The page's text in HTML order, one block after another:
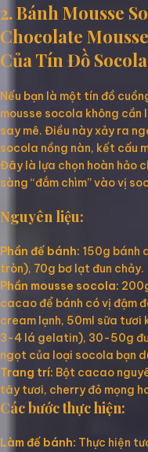
2. Bánh Mousse
Chocolate
Của Tín Đồ Socola
Nếu bạn là một tín đồ
mousse socola không cần
say mê. Điều này xảy ra
socola nồng nàn, kết cấu
Đây là lựa chọn hoàn hảo
sàng “đắm chìm” vào vị
Nguyên liệu:
Phần đế bánh: 150g bánh
tròn), 70g bơ lạt đun chảy.
Phần mousse socola:
cacao để bánh có vị đậm
cream lạnh, 50ml sữa
3-4 lá gelatin), 30-50g
ngọt của loại socola bạn
Trang trí: Bột cacao
tây tươi, cherry đỏ mọng
Các bước thực hiện:
Làm đế bánh: Thực hiện